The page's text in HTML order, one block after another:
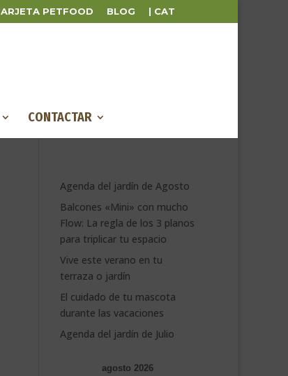
PETFOOD BLOG | CAT
CONTACTAR
Agenda del jardín de Agosto
Balcones «Mini» con mucho
Flow: La regla de los 3 planos
para triplicar tu espacio
Vive este verano en tu
terraza o jardín
El cuidado de tu mascota
durante las vacaciones
Agenda del jardín de Julio
agosto 2026